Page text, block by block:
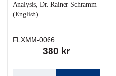
Analysis, Dr. Rainer Schramm
(English)
FLXMM-0066
380 kr